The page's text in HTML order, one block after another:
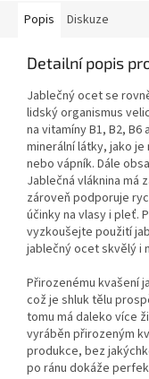
Popis Diskuze
Detailní popis
Jablečný ocet se
lidský organismus
na vitamíny B1, B2,
minerální látky, jako
nebo vápník. Dále
Jablečná vláknina má
zároveň podporuje
účinky na vlasy i pleť.
vyzkoušejte použití
jablečný ocet skvělý i
Přirozenému kvašení
což je shluk tělu
tomu má daleko více
vyráběn přirozeným
produkce, bez
po ránu dokáže